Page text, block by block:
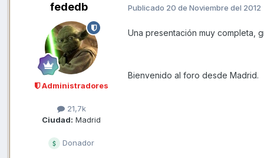
fededb
Administradores
21,7k
Ciudad: Madrid
Donador
Publicado 20 de Noviembre del 2012
Una presentación muy completa,
Bienvenido al foro desde Madrid.